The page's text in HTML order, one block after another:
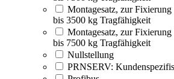
Montagesatz, zur Fixierung
bis 3500 kg Tragfähigkeit
Montagesatz, zur Fixierung
bis 7500 kg Tragfähigkeit
Nullstellung
PRNSERV: